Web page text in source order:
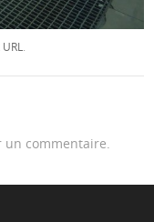
commentaire.